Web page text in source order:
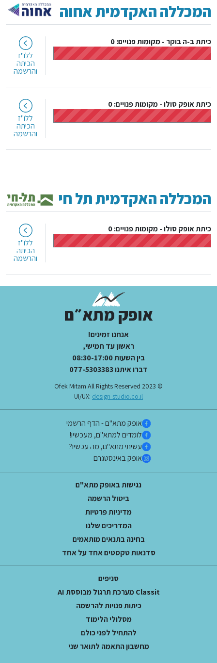
המכללה האקדמית אחוה
כיתת ב-ה בוקר -מקומות פנויים: 0
ללו"ז
הכיתה
והרשמה
כיתת אופק סולו-מקומות פנויים: 0
ללו"ז
הכיתה
והרשמה
המכללה האקדמית תל חי
כיתת אופק סולו-מקומות פנויים: 0
ללו"ז
הכיתה
והרשמה
אופק מתא״ם
אנחנו זמינים!
ראשון עד חמישי,
בין השעות 08:30-17:00
דברו איתנו 077-5303383
© 2023 Ofek Mitam All Rights Reserved
UI/UX: design-studio.co.il
אופק מתא"ם - הדף הרשמי
לומדים למתא"ם, מעכשיו!
עשיתי מתא"ם, מה עכשיו?
אופק באינסטגרם
נגישות באופק מתא"ם
ביטול הרשמה
מדיניות פרטיות
המדריכים שלנו
בחינה בתנאים מותאמים
סדנאות טקסטים אחד על אחד
סניפים
Classit מערכת תרגול מבוססת AI
כיתות פנויות להרשמה
מסלולי הלימוד
להתחיל לפני כולם
מחשבון התאמה לתואר שני